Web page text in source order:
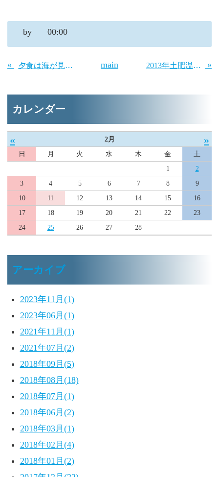
by 00:00
« 夕食は海が見える個室席で〜♪ main 2013年土肥温泉【花火大会】開催決定！ »
カレンダー
« 2月 »
日 月 火 水 木 金
土
1
2
3
4 5 6 7 8
9
10
11 12 13 14 15
16
17
18 19 20 21 22
23
24
25 26 27 28
アーカイブ
2023年11月(1)
2023年06月(1)
2021年11月(1)
2021年07月(2)
2018年09月(5)
2018年08月(18)
2018年07月(1)
2018年06月(2)
2018年03月(1)
2018年02月(4)
2018年01月(2)